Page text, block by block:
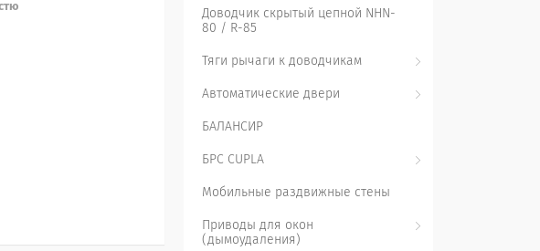
Доводчик скрытый цепной NHN-
80 / R-85
Тяги рычаги к доводчикам
Автоматические двери
БАЛАНСИР
БРС CUPLA
Мобильные раздвижные стены
Приводы для окон
(дымоудаления)